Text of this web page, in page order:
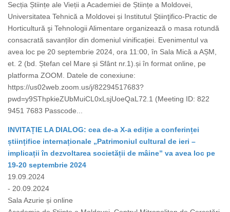
Secția Științe ale Vieții a Academiei de Științe a Moldovei,
Universitatea Tehnică a Moldovei și Institutul Ştiinţifico-Practic de
Horticultură şi Tehnologii Alimentare organizează o masa rotundă
consacrată savanților din domeniul vinificației. Evenimentul va
avea loc pe 20 septembrie 2024, ora 11:00, în Sala Mică a AȘM,
et. 2 (bd. Ștefan cel Mare și Sfânt nr.1).și în format online, pe
platforma ZOOM. Datele de conexiune:
https://us02web.zoom.us/j/82294517683?
pwd=y9SThpkieZUbMuiCL0xLsjUoeQaL72.1 (Meeting ID: 822
9451 7683 Passcode...
INVITAȚIE LA DIALOG: cea de-a X-a ediție a conferinței
științifice internaționale „Patrimoniul cultural de ieri –
implicații în dezvoltarea societății de mâine” va avea loc pe
19-20 septembrie 2024
19.09.2024
- 20.09.2024
Sala Azurie și online